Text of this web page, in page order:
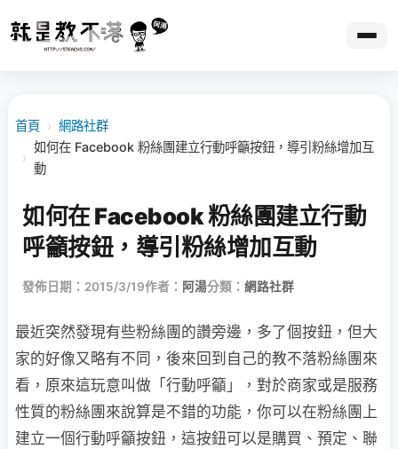
首頁 › 網路社群
›
如何在 Facebook 粉絲團建立行動呼籲按鈕，導引粉絲增加互
動
如何在 Facebook 粉絲團建立行動
呼籲按鈕，導引粉絲增加互動
發佈日期：2015/3/19作者： 阿湯分類： 網路社群
最近突然發現有些粉絲團的讚旁邊，多了個按鈕，但大
家的好像又略有不同，後來回到自己的教不落粉絲團來
看，原來這玩意叫做「行動呼籲」，對於商家或是服務
性質的粉絲團來說算是不錯的功能，你可以在粉絲團上
建立一個行動呼籲按鈕，這按鈕可以是購買、預定、聯